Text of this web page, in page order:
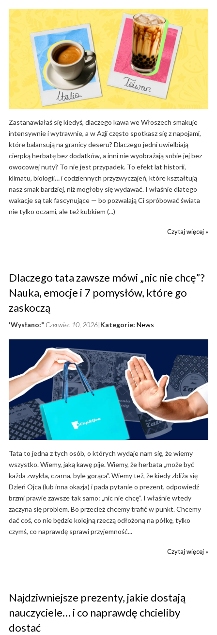
Zastanawiałaś się kiedyś, dlaczego kawa we Włoszech smakuje
intensywnie i wytrawnie, a w Azji często spotkasz się z napojami,
które balansują na granicy deseru? Dlaczego jedni uwielbiają
cierpką herbatę bez dodatków, a inni nie wyobrażają sobie jej bez
owocowej nuty? To nie jest przypadek. To efekt lat historii,
klimatu, biologii… i codziennych przyzwyczajeń, które kształtują
nasz smak bardziej, niż mogłoby się wydawać. I właśnie dlatego
wakacje są tak fascynujące — bo pozwalają Ci spróbować świata
nie tylko oczami, ale też kubkiem (...)
Czytaj więcej »
Dlaczego tata zawsze mówi „nic nie chcę”?
Nauka, emocje i 7 pomysłów, które go
zaskoczą
'Wysłano:" Czerwiec 10, 2026 Kategorie: News
Tata to jedna z tych osób, o których wydaje nam się, że wiemy
wszystko. Wiemy, jaką kawę pije. Wiemy, że herbata „może być
każda zwykła, czarna, byle gorąca”. Wiemy też, że kiedy zbliża się
Dzień Ojca (lub inna okazja) i pada pytanie o prezent, odpowiedź
brzmi prawie zawsze tak samo: „nic nie chcę”. I właśnie wtedy
zaczyna się problem. Bo przecież chcemy trafić w punkt. Chcemy
dać coś, co nie będzie kolejną rzeczą odłożoną na półkę, tylko
czymś, co naprawdę sprawi przyjemność...
Czytaj więcej »
Najdziwniejsze prezenty, jakie dostają
nauczyciele… i co naprawdę chcieliby
dostać